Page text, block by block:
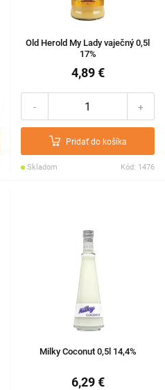
Old Herold My Lady vaječný 0,5l
17%
4,89 €
- +
Pridať do košíka
Skladom Kód: 1476
Milky Coconut 0,5l 14,4%
6,29 €